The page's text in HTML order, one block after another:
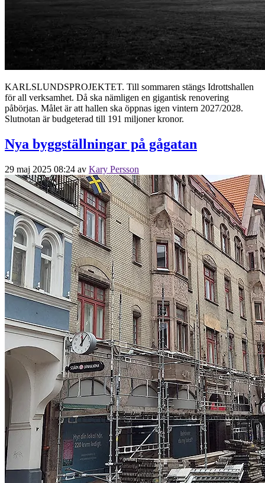
KARLSLUNDSPROJEKTET. Till sommaren stängs Idrottshallen
för all verksamhet. Då ska nämligen en gigantisk renovering
påbörjas. Målet är att hallen ska öppnas igen vintern 2027/2028.
Slutnotan är budgeterad till 191 miljoner kronor.
Nya byggställningar på gågatan
29 maj 2025 08:24 av Kary Persson